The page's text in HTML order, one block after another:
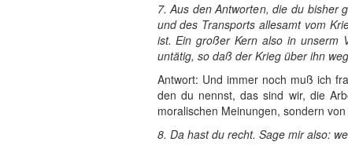
7. Aus den Antworten, die du bisher
und des Transports allesamt vom
ist. Ein großer Kern also in unserm
untätig, so daß der Krieg über ihn
Antwort: Und immer noch muß ich
den du nennst, das sind wir, die
moralischen Meinungen, sondern
8. Da hast du recht. Sage mir also: